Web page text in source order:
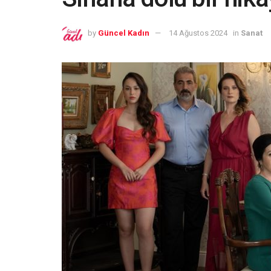
by Güncel Kadın 14 Ağustos 2024 in Sanat